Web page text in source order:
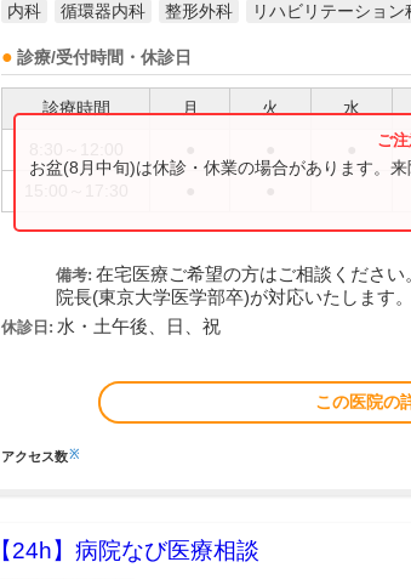
内科 循環器内科 整形外科 リハビリテーション
診療/受付時間・休診日
診療時間 月 火 水
お盆(8月中旬)は休診・休業の場合があります。
備考: 在宅医療ご希望の方はご相談ください
院長(東京大学医学部卒)が対応いたします。
休診日: 水・土午後、日、祝
この医院の
アクセス数※
【24h】 病院なび医療相談